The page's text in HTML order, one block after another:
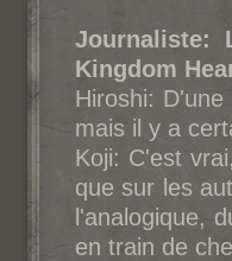
Journaliste:
Kingdom
Hiroshi:
mais il y a
Koji: C'est
que sur les
l'analogique,
en train de